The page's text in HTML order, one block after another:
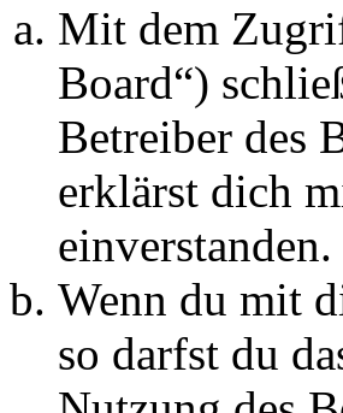
Mit dem
Board“)
Betreiber des
erklärst dich
einverstanden.
Wenn du mit
so darfst du